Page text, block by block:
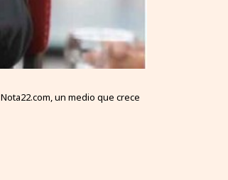
Nota22.com, un medio que crece